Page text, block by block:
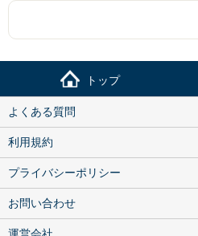
トップ
よくある質問
利用規約
プライバシーポリシー
お問い合わせ
運営会社